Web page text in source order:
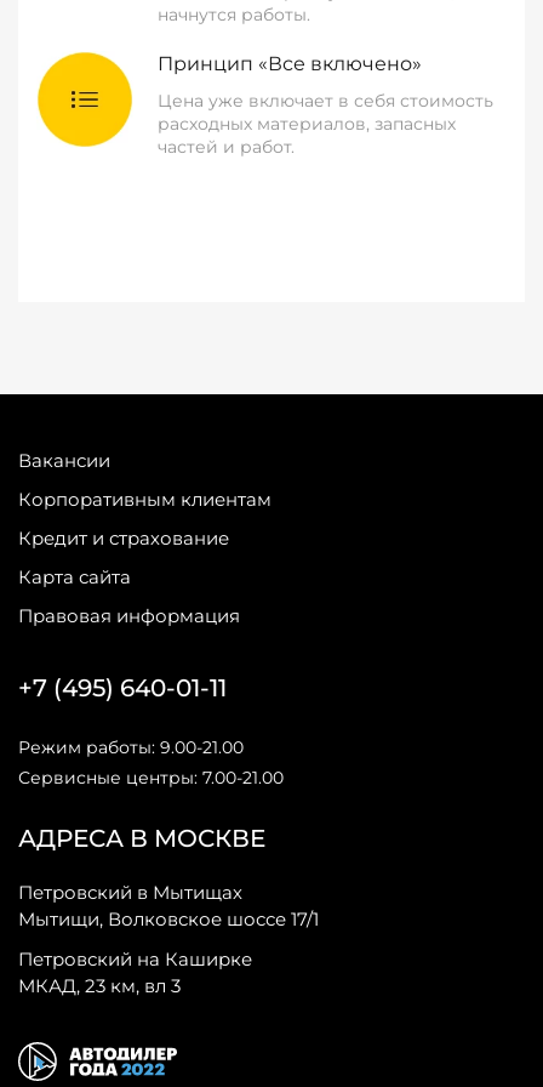
начнутся работы.
Принцип «Все включено»
Цена уже включает в себя стоимость
расходных материалов, запасных
частей и работ.
Вакансии
Корпоративным клиентам
Кредит и страхование
Карта сайта
Правовая информация
АДРЕСА В МОСКВЕ
Петровский в Мытищах
Мытищи, Волковское шоссе 17/1
Петровский на Каширке
МКАД, 23 км, вл 3
+7 (495) 640-01-11
Режим работы: 9.00-21.00
Сервисные центры: 7.00-21.00